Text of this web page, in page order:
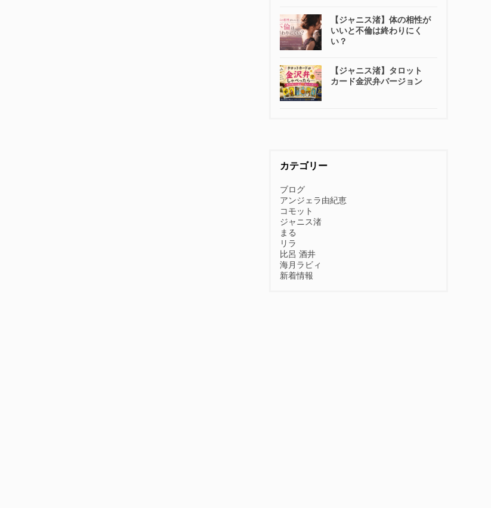
【ジャニス渚】体の相性が
いいと不倫は終わりにく
い？
【ジャニス渚】タロット
カード金沢弁バージョン
カテゴリー
ブログ
アンジェラ由紀恵
コモット
ジャニス渚
まる
リラ
比呂 酒井
海月ラビィ
新着情報